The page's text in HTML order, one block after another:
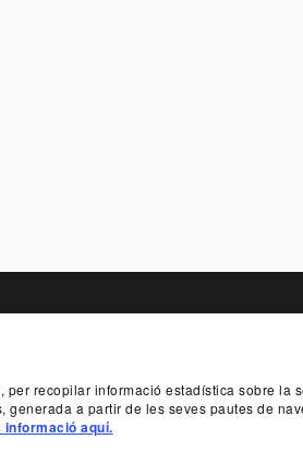
recopilar informació estadística sobre la
a partir de les seves pautes de
informació aquí.
I MECENATGE